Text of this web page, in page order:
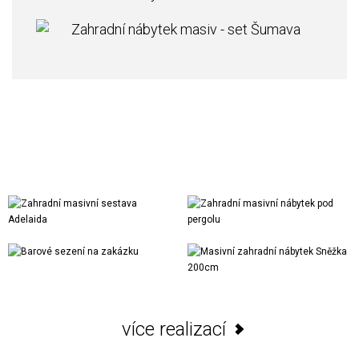
více realizací